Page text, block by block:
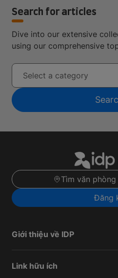
Search for articles
Dive into our extensive
using our comprehensive
Select a category
Tìm văn
Đăng
Giới thiệu về IDP
Link hữu ích